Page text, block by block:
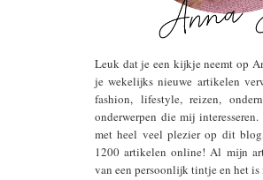
Leuk dat je een kijkje neemt op
je wekelijks nieuwe artikelen
fashion, lifestyle, reizen,
onderwerpen die mij
met heel veel plezier op dit
1200 artikelen online! Al mijn
van een persoonlijk tintje en het